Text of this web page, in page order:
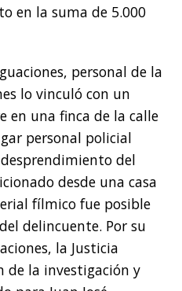
en la suma de 5.000
personal de la
lo vinculó con un
en una finca de la calle
personal policial
del
desde una casa
fílmico fue posible
delincuente. Por su
la Justicia
de la investigación y